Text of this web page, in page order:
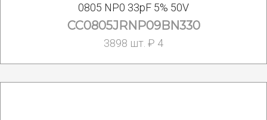
0805 NP0 33pF 5% 50V
CC0805JRNP09BN330
3898 шт. ₽ 4